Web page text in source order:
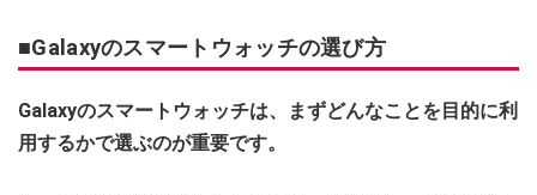
■Galaxyのスマートウォッチの選び方
Galaxyのスマートウォッチは、まずどんなことを目的に利
用するかで選ぶのが重要です。